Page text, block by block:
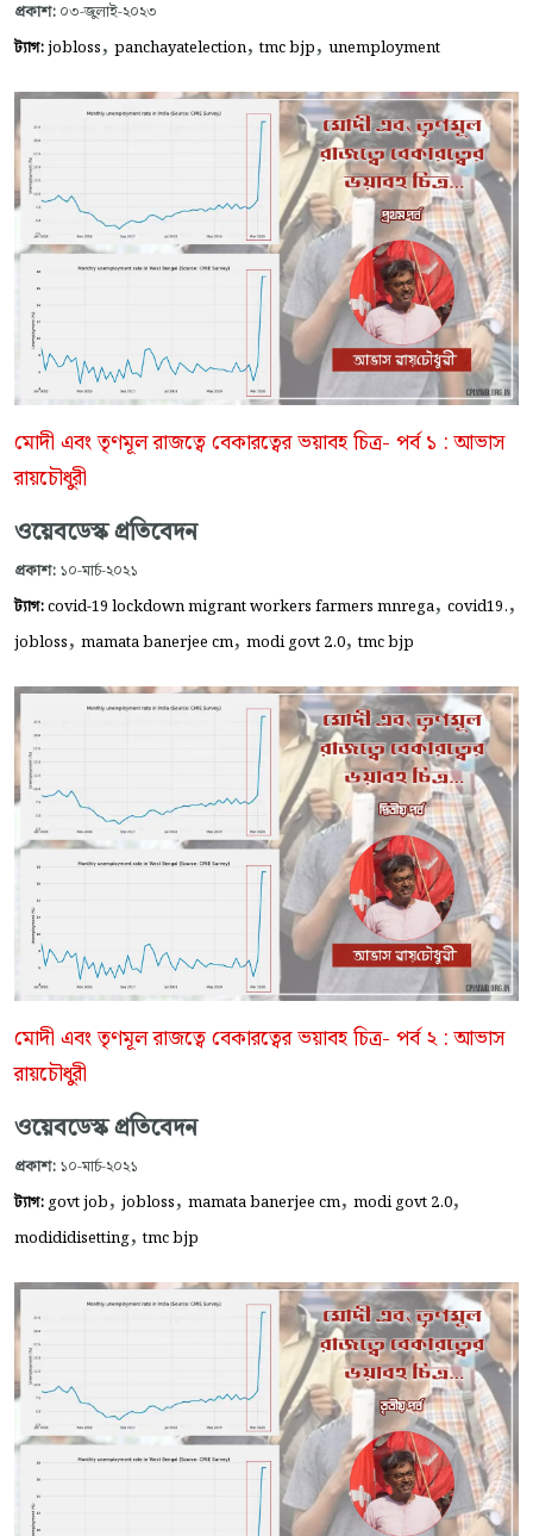
প্রকাশ: ০৩-জুলাই-২০২৩
ট্যাগ:jobloss, panchayatelection,tmc bjp, unemployment
মোদী এবং তৃণমূল রাজত্বে বেকারত্বের ভয়াব‌হ চিত্র- পর্ব ১ : আভাস
রায়চৌধুরী
ওয়েবডেস্ক প্রতিবেদন
প্রকাশ: ১০-মার্চ-২০২১
ট্যাগ:covid-19 lockdown migrant workers farmers mnrega, covid19.,
jobloss, mamata banerjee cm, modi govt 2.0,tmc bjp
মোদী এবং তৃণমূল রাজত্বে বেকারত্বের ভয়াব‌হ চিত্র- পর্ব ২ : আভাস
রায়চৌধুরী
ওয়েবডেস্ক প্রতিবেদন
প্রকাশ: ১০-মার্চ-২০২১
ট্যাগ: govt job, jobloss, mamata banerjee cm, modi govt 2.0,
modididisetting,tmc bjp